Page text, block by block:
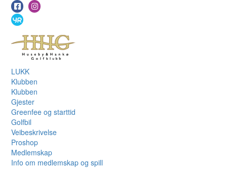
LUKK
Klubben
Klubben
Gjester
Greenfee og starttid
Golfbil
Veibeskrivelse
Proshop
Medlemskap
Info om medlemskap og spill